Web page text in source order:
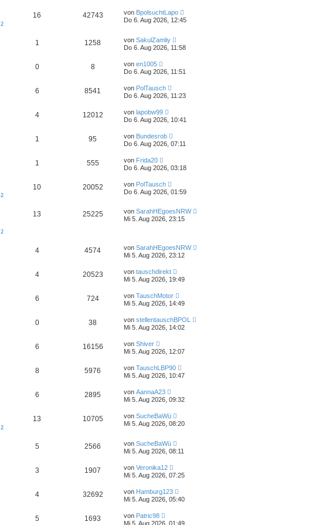
2
16 42743 von BpolsuchtLapo
Do 6. Aug 2026, 12:45
1 1258 von SakulZamliy
Do 6. Aug 2026, 11:58
0 8 von en1005
Do 6. Aug 2026, 11:51
6 8541 von PolTausch
Do 6. Aug 2026, 11:23
4 12012 von lapobw99
Do 6. Aug 2026, 10:41
1 95 von Bundesrob
Do 6. Aug 2026, 07:11
1 555 von Frida20
Do 6. Aug 2026, 03:18
2
10 20052 von PolTausch
Do 6. Aug 2026, 01:59
2
13 25225 von SarahHEgoesNRW
Mi 5. Aug 2026, 23:15
4 4574 von SarahHEgoesNRW
Mi 5. Aug 2026, 23:12
4 20523 von tauschdirekt
Mi 5. Aug 2026, 19:49
6 724 von TauschMotor
Mi 5. Aug 2026, 14:49
0 38 von stellentauschBPOL
Mi 5. Aug 2026, 14:02
6 16156 von Shiver
Mi 5. Aug 2026, 12:07
8 5976 von TauschLBP90
Mi 5. Aug 2026, 10:47
6 2895 von AannaA23
Mi 5. Aug 2026, 09:32
2
13 10705 von SucheBaWü
Mi 5. Aug 2026, 08:20
5 2566 von SucheBaWü
Mi 5. Aug 2026, 08:11
3 1907 von Veronika12
Mi 5. Aug 2026, 07:25
4 32692 von Hamburg123
Mi 5. Aug 2026, 05:40
5 1693 von Patric98
Mi 5. Aug 2026, 01:49